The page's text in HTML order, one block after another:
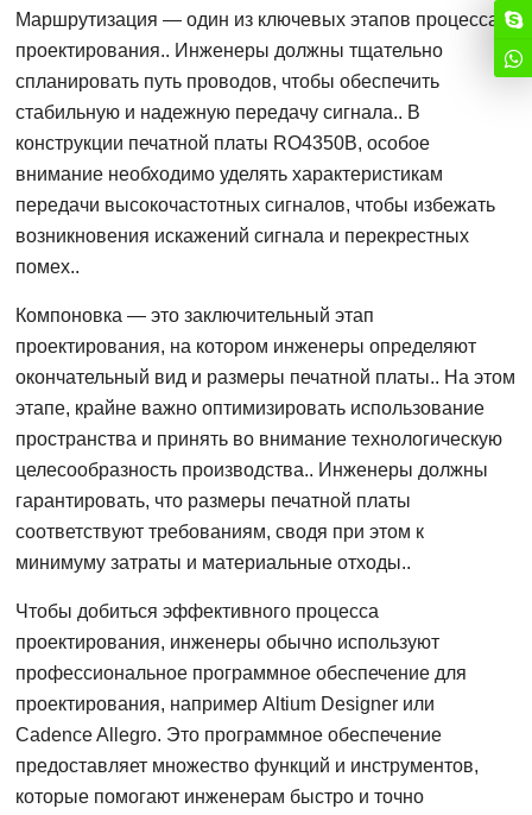
Маршрутизация — один из ключевых этапов процесса
проектирования.. Инженеры должны тщательно
спланировать путь проводов, чтобы обеспечить
стабильную и надежную передачу сигнала.. В
конструкции печатной платы RO4350B, особое
внимание необходимо уделять характеристикам
передачи высокочастотных сигналов, чтобы избежать
возникновения искажений сигнала и перекрестных
помех..
Компоновка — это заключительный этап
проектирования, на котором инженеры определяют
окончательный вид и размеры печатной платы.. На этом
этапе, крайне важно оптимизировать использование
пространства и принять во внимание технологическую
целесообразность производства.. Инженеры должны
гарантировать, что размеры печатной платы
соответствуют требованиям, сводя при этом к
минимуму затраты и материальные отходы..
Чтобы добиться эффективного процесса
проектирования, инженеры обычно используют
профессиональное программное обеспечение для
проектирования, например Altium Designer или
Cadence Allegro. Это программное обеспечение
предоставляет множество функций и инструментов,
которые помогают инженерам быстро и точно